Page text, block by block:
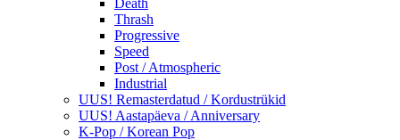
Death
Thrash
Progressive
Speed
Post / Atmospheric
Industrial
UUS! Remasterdatud / Kordustrükid
UUS! Aastapäeva / Anniversary
K-Pop / Korean Pop